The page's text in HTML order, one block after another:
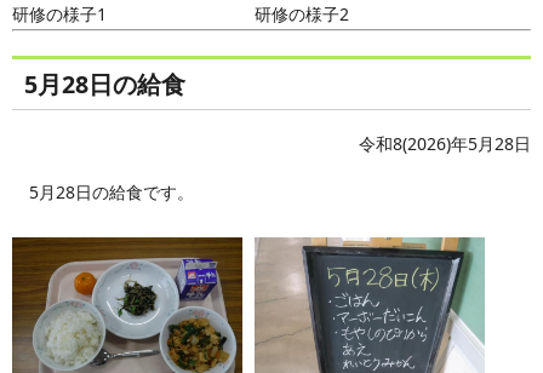
研修の様子1 研修の様子2
5月28日の給食
令和8(2026)年5月28日
5月28日の給食です。